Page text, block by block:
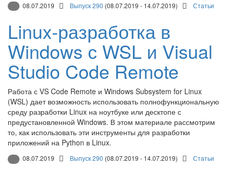
08.07.2019 Выпуск 290 (08.07.2019 - 14.07.2019) Статьи
Linux-разработка в
Windows с WSL и Visual
Studio Code Remote
Работа с VS Code Remote и Windows Subsystem for Linux
(WSL) дает возможность использовать полнофункциональную
среду разработки Linux на ноутбуке или десктопе с
предустановленной Windows. В этом материале рассмотрим
то, как использовать эти инструменты для разработки
приложений на Python в Linux.
08.07.2019 Выпуск 290 (08.07.2019 - 14.07.2019) Статьи